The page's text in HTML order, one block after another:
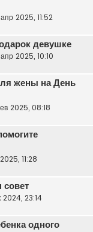
2025, 11:52
девушке
2025, 10:10
жены на День
2025, 08:18
11:28
2024, 23:14
одного